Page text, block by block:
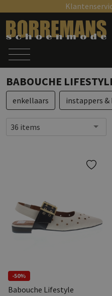
BABOUCHE
enkellaars instappers
36 items
-50%
Babouche Lifestyle